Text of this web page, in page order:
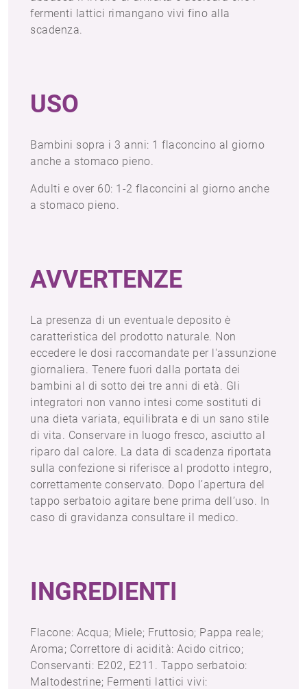
fermenti lattici rimangano vivi fino alla
scadenza.
USO
Bambini sopra i 3 anni: 1 flaconcino al giorno
anche a stomaco pieno.
Adulti e over 60: 1-2 flaconcini al giorno anche
a stomaco pieno.
AVVERTENZE
La presenza di un eventuale deposito è
caratteristica del prodotto naturale. Non
eccedere le dosi raccomandate per l'assunzione
giornaliera. Tenere fuori dalla portata dei
bambini al di sotto dei tre anni di età. Gli
integratori non vanno intesi come sostituti di
una dieta variata, equilibrata e di un sano stile
di vita. Conservare in luogo fresco, asciutto al
riparo dal calore. La data di scadenza riportata
sulla confezione si riferisce al prodotto integro,
correttamente conservato. Dopo l’apertura del
tappo serbatoio agitare bene prima dell’uso. In
caso di gravidanza consultare il medico.
INGREDIENTI
Flacone: Acqua; Miele; Fruttosio; Pappa reale;
Aroma; Correttore di acidità: Acido citrico;
Conservanti: E202, E211. Tappo serbatoio:
Maltodestrine; Fermenti lattici vivi: